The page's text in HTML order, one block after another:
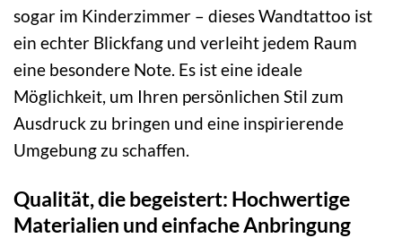
sogar im Kinderzimmer – dieses Wandtattoo ist
ein echter Blickfang und verleiht jedem Raum
eine besondere Note. Es ist eine ideale
Möglichkeit, um Ihren persönlichen Stil zum
Ausdruck zu bringen und eine inspirierende
Umgebung zu schaffen.
Qualität, die begeistert: Hochwertige
Materialien und einfache Anbringung